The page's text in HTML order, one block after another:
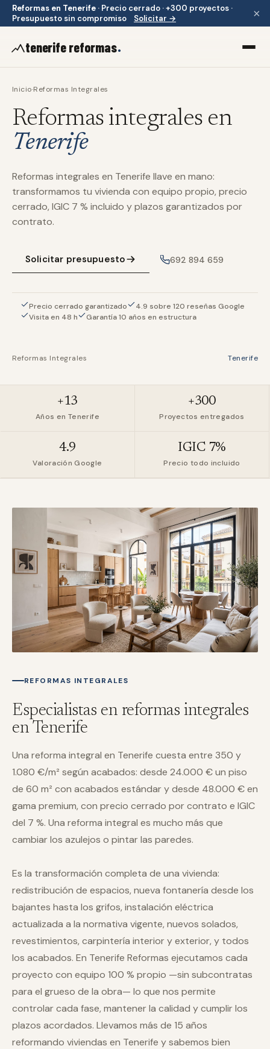
Reformas en Tenerife · Precio cerrado · +300 proyectos ·
Presupuesto sin compromiso
Solicitar → ×
tenerife reformas.
Inicio·Reformas Integrales
Reformas integrales en
Tenerife
Reformas integrales en Tenerife llave en mano:
transformamos tu vivienda con equipo propio, precio
cerrado, IGIC 7 % incluido y plazos garantizados por
contrato.
Solicitar presupuesto 692 894 659
Precio cerrado garantizado
4.9 sobre 120 reseñas Google
Visita en 48 h
Garantía 10 años en estructura
Reformas Integrales Tenerife
+13
Años en Tenerife
+300
Proyectos entregados
4.9
Valoración Google
IGIC 7%
Precio todo incluido
REFORMAS INTEGRALES
Especialistas en reformas integrales
en Tenerife
Una reforma integral en Tenerife cuesta entre 350 y
1.080 €/m² según acabados: desde 24.000 € un piso
de 60 m² con acabados estándar y desde 48.000 € en
gama premium, con precio cerrado por contrato e IGIC
del 7 %. Una reforma integral es mucho más que
cambiar los azulejos o pintar las paredes.
Es la transformación completa de una vivienda:
redistribución de espacios, nueva fontanería desde los
bajantes hasta los grifos, instalación eléctrica
actualizada a la normativa vigente, nuevos solados,
revestimientos, carpintería interior y exterior, y todos
los acabados. En Tenerife Reformas ejecutamos cada
proyecto con equipo 100 % propio —sin subcontratas
para el grueso de la obra— lo que nos permite
controlar cada fase, mantener la calidad y cumplir los
plazos acordados. Llevamos más de 15 años
reformando viviendas en Tenerife y sabemos bien